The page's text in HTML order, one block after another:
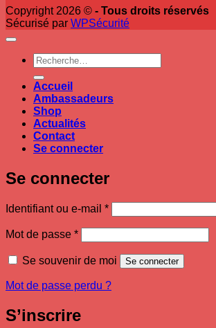
Copyright 2026 © - Tous droits réservés
Sécurisé par WPSécurité
Recherche
pour :
Accueil
Ambassadeurs
Shop
Actualités
Contact
Se connecter
Se connecter
Identifiant ou e-mail *Obligatoire
Mot de passe *Obligatoire
Se souvenir de moi Se connecter
Mot de passe perdu ?
S’inscrire